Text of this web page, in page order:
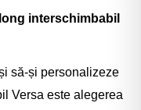
interschimbabil
să-și personalizeze
Versa este alegerea